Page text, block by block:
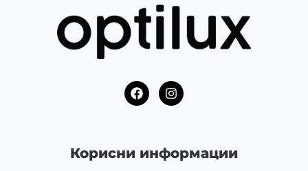
F
a
c
o
o
I
n
s
g
r
Корисни информации